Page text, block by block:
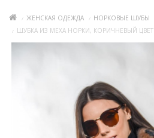
ЖЕНСКАЯ ОДЕЖДА
НОРКОВЫЕ ШУБЫ
ШУБКА ИЗ МЕХА НОРКИ, КОРИЧНЕВЫЙ ЦВЕТ